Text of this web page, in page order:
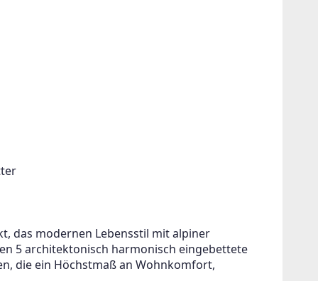
das modernen Lebensstil mit alpiner
5 architektonisch harmonisch eingebettete
die ein Höchstmaß an Wohnkomfort,